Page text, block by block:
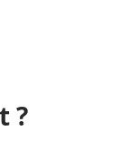
?